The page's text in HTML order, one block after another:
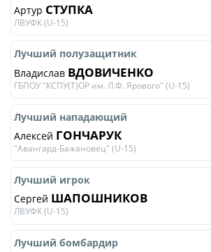
Артур СТУПКА
ЛВУФК (U-15)
Лучший полузащитник
Владислав ВДОВИЧЕНКО
ГБПОУ "КСПУ(Т)ОР им. Л.Ф. Ярового" (U-15)
Лучший нападающий
Алексей ГОНЧАРУК
"Авангард-Бажановец" (U-15)
Лучший игрок
Сергей ШАПОШНИКОВ
ЛВУФК (U-15)
Лучший бомбардир